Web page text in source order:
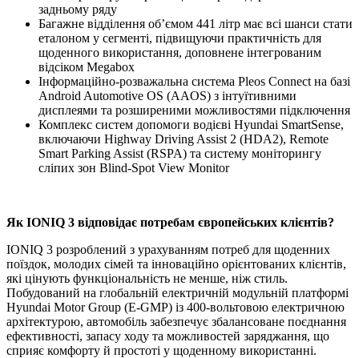
задньому ряду
Багажне відділення об’ємом 441 літр має всі шанси стати
еталоном у сегменті, підвищуючи практичність для
щоденного використання, доповнене інтегрованим
відсіком Megabox
Інформаційно-розважальна система Pleos Connect на базі
Android Automotive OS (AAOS) з інтуїтивними
дисплеями та розширеними можливостями підключення
Комплекс систем допомоги водієві Hyundai SmartSense,
включаючи Highway Driving Assist 2 (HDA2), Remote
Smart Parking Assist (RSPA) та систему моніторингу
сліпих зон Blind-Spot View Monitor
Як IONIQ 3 відповідає потребам європейських клієнтів?
IONIQ 3 розроблений з урахуванням потреб для щоденних
поїздок, молодих сімей та інноваційно орієнтованих клієнтів,
які цінують функціональність не менше, ніж стиль.
Побудований на глобальній електричній модульній платформі
Hyundai Motor Group (E-GMP) із 400-вольтовою електричною
архітектурою, автомобіль забезпечує збалансоване поєднання
ефективності, запасу ходу та можливостей заряджання, що
сприяє комфорту й простоті у щоденному використанні.